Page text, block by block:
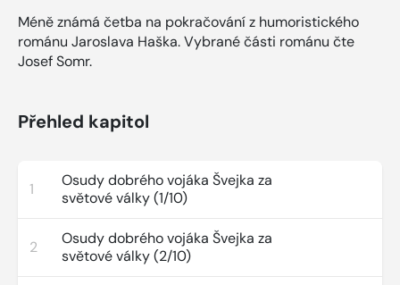
Méně známá četba na pokračování z humoristického
románu Jaroslava Haška. Vybrané části románu čte
Josef Somr.
Přehled kapitol
1
Osudy dobrého vojáka Švejka za
světové války (1/10)
2
Osudy dobrého vojáka Švejka za
světové války (2/10)